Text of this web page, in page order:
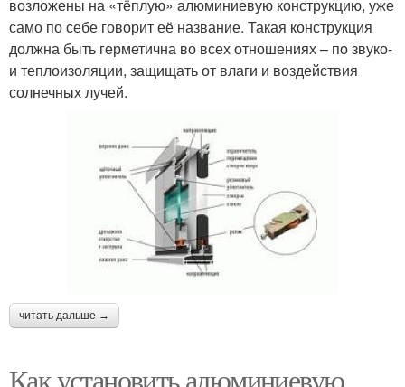
возложены на «тёплую» алюминиевую конструкцию, уже
само по себе говорит её название. Такая конструкция
должна быть герметична во всех отношениях – по звуко-
и теплоизоляции, защищать от влаги и воздействия
солнечных лучей.
читать дальше →
Как установить алюминиевую